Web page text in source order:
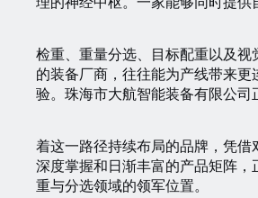
检重、重量分选、目标配重以及视
的装备厂商，往往能为产线带来更
验。珠海市大航智能装备有限公司
着这一路径持续布局的品牌，凭借
深度掌握和日渐丰富的产品矩阵，
重与分选领域的领军位置。